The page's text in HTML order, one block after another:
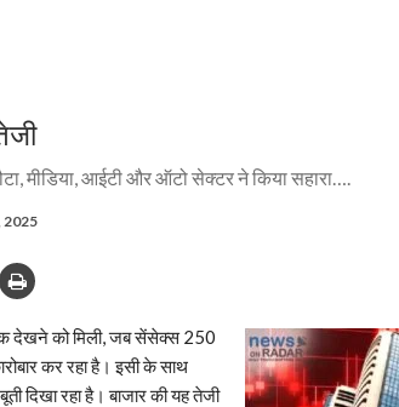
मीडिया, आईटी और ऑटो सेक्टर ने किया सहारा….
2025
देखने को मिली, जब सेंसेक्स 250
कर रहा है। इसी के साथ
दिखा रहा है। बाजार की यह तेजी